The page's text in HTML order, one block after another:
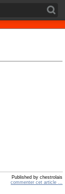
Published by chestrolais
commenter cet article